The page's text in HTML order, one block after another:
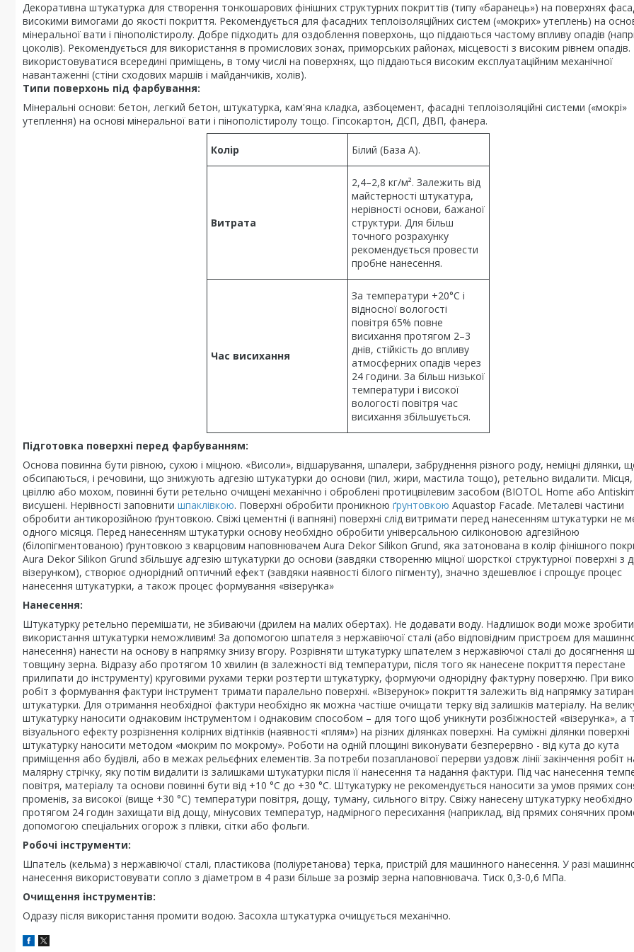
Декоративна штукатурка для створення тонкошарових фінішних структурних покриттів (типу «баранець») на поверхнях
високими вимогами до якості покриття. Рекомендується для фасадних теплоізоляційних систем («мокрих» утеплень) на
мінеральної вати і пінополістиролу. Добре підходить для оздоблення поверхонь, що піддаються частому впливу опадів
цоколів). Рекомендується для використання в промислових зонах, приморських районах, місцевості з високим рівнем
використовуватися всередині приміщень, в тому числі на поверхнях, що піддаються високим експлуатаційним механічної
навантаженні (стіни сходових маршів і майданчиків, холів).
Типи поверхонь під фарбування:
Мінеральні основи: бетон, легкий бетон, штукатурка, кам'яна кладка, азбоцемент, фасадні теплоізоляційні системи («мокрі»
утеплення) на основі мінеральної вати і пінополістиролу тощо. Гіпсокартон, ДСП, ДВП, фанера.
Колір Білий (База А).
Витрата
2,4–2,8 кг/м². Залежить від
майстерності штукатура,
нерівності основи, бажаної
структури. Для більш
точного розрахунку
рекомендується провести
пробне нанесення.
Час висихання
За температури +20°C і
відносної вологості
повітря 65% повне
висихання протягом 2–3
днів, стійкість до впливу
атмосферних опадів через
24 години. За більш низької
температури і високої
вологості повітря час
висихання збільшується.
Підготовка поверхні перед фарбуванням:
Основа повинна бути рівною, сухою і міцною. «Висоли», відшарування, шпалери, забруднення різного роду, неміцні ділянки,
обсипаються, і речовини, що знижують адгезію штукатурки до основи (пил, жири, мастила тощо), ретельно видалити. Місця,
цвіллю або мохом, повинні бути ретельно очищені механічно і оброблені протицвілевим засобом (BIOTOL Home або
висушені. Нерівності заповнити шпаклівкою. Поверхні обробити проникною ґрунтовкою Aquastop Facade. Металеві частини
обробити антикорозійною ґрунтовкою. Свіжі цементні (і вапняні) поверхні слід витримати перед нанесенням штукатурки не
одного місяця. Перед нанесенням штукатурки основу необхідно обробити універсальною силіконовою адгезійною
(білопігментованою) ґрунтовкою з кварцовим наповнювачем Aura Dekor Silikon Grund, яка затонована в колір фінішного
Aura Dekor Silikon Grund збільшує адгезію штукатурки до основи (завдяки створенню міцної шорсткої структурної поверхні з
візерунком), створює однорідний оптичний ефект (завдяки наявності білого пігменту), значно здешевлює і спрощує процес
нанесення штукатурки, а також процес формування «візерунка»
Нанесення:
Штукатурку ретельно перемішати, не збиваючи (дрилем на малих обертах). Не додавати воду. Надлишок води може зробити
використання штукатурки неможливим! За допомогою шпателя з нержавіючої сталі (або відповідним пристроєм для
нанесення) нанести на основу в напрямку знизу вгору. Розрівняти штукатурку шпателем з нержавіючої сталі до досягнення
товщину зерна. Відразу або протягом 10 хвилин (в залежності від температури, після того як нанесене покриття перестане
прилипати до інструменту) круговими рухами терки розтерти штукатурку, формуючи однорідну фактурну поверхню. При
робіт з формування фактури інструмент тримати паралельно поверхні. «Візерунок» покриття залежить від напрямку
штукатурки. Для отримання необхідної фактури необхідно як можна частіше очищати терку від залишків матеріалу. На
штукатурку наносити однаковим інструментом і однаковим способом – для того щоб уникнути розбіжностей «візерунка», а
візуального ефекту розрізнення колірних відтінків (наявності «плям») на різних ділянках поверхні. На суміжні ділянки поверхні
штукатурку наносити методом «мокрим по мокрому». Роботи на одній площині виконувати безперервно - від кута до кута
приміщення або будівлі, або в межах рельєфних елементів. За потреби позапланової перерви уздовж лінії закінчення робіт
малярну стрічку, яку потім видалити із залишками штукатурки після її нанесення та надання фактури. Під час нанесення
повітря, матеріалу та основи повинні бути від +10 °С до +30 °С. Штукатурку не рекомендується наносити за умов прямих
променів, за високої (вище +30 °С) температури повітря, дощу, туману, сильного вітру. Свіжу нанесену штукатурку необхідно
протягом 24 годин захищати від дощу, мінусових температур, надмірного пересихання (наприклад, від прямих сонячних
допомогою спеціальних огорож з плівки, сітки або фольги.
Робочі інструменти:
Шпатель (кельма) з нержавіючої сталі, пластикова (поліуретанова) терка, пристрій для машинного нанесення. У разі
нанесення використовувати сопло з діаметром в 4 рази більше за розмір зерна наповнювача. Тиск 0,3-0,6 МПа.
Очищення інструментів:
Одразу після використання промити водою. Засохла штукатурка очищується механічно.